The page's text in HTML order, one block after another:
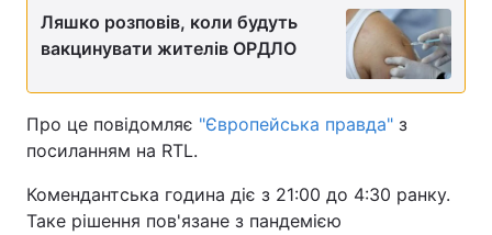
Україна Політика
Спорт Наука
Зброя Інциденти
Ляшко розповів, коли будуть
вакцинувати жителів ОРДЛО
Про це повідомляє "Європейська правда" з
посиланням на RTL.
Комендантська година діє з 21:00 до 4:30 ранку.
Таке рішення пов'язане з пандемією